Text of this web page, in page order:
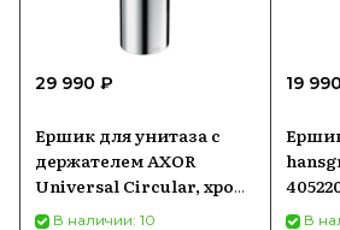
29 990 ₽
Ершик для унитаза с
держателем AXOR
Universal Circular, хром
42855000
В наличии: 10
19
В